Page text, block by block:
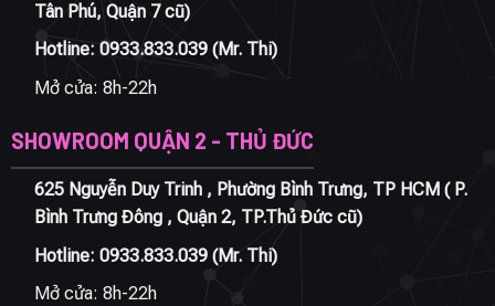
Tân Phú, Quận 7 cũ)
Hotline: 0933.833.039(Mr. Thi)
Mở cửa: 8h-22h
SHOWROOM QUẬN 2 - THỦ ĐỨC
625 Nguyễn Duy Trinh , Phường Bình Trưng, TP HCM ( P.
Bình Trưng Đông , Quận 2, TP.Thủ Đức cũ)
Hotline: 0933.833.039(Mr. Thi)
Mở cửa: 8h-22h